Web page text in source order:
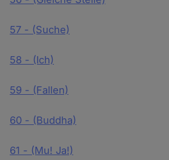
57 - (Suche)
58 - (Ich)
59 - (Fallen)
60 - (Buddha)
61 - (Mu! Ja!)